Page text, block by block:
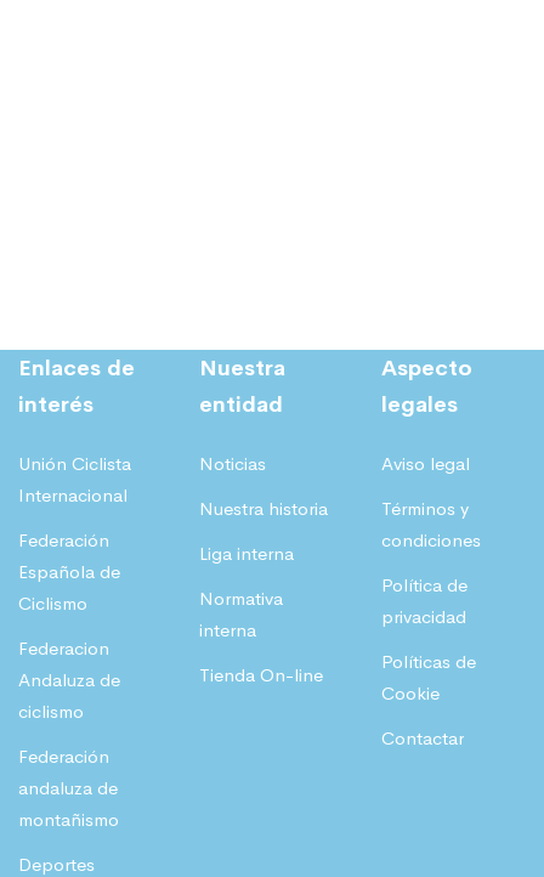
Enlaces de
interés
Unión Ciclista
Internacional
Federación
Española de
Ciclismo
Federacion
Andaluza de
ciclismo
Federación
andaluza de
montañismo
Deportes
Nuestra
entidad
Noticias
Nuestra historia
Liga interna
Normativa
interna
Tienda On-line
Aspecto
legales
Aviso legal
Términos y
condiciones
Política de
privacidad
Políticas de
Cookie
Contactar